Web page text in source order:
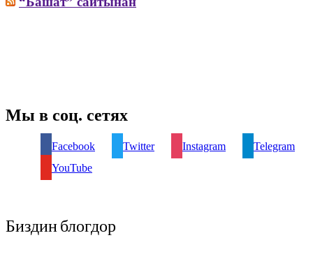
Мы в соц. сетях
Facebook Twitter Instagram
Telegram
YouTube
Биздин блогдор